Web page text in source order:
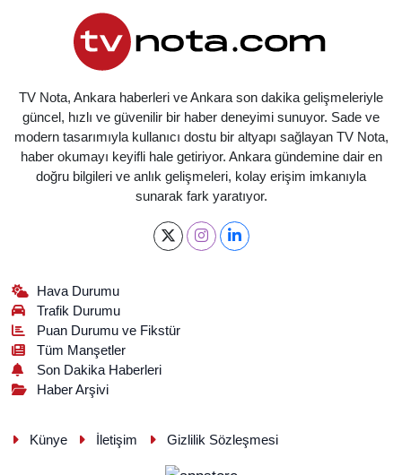
TV Nota, Ankara haberleri ve Ankara son dakika gelişmeleriyle
güncel, hızlı ve güvenilir bir haber deneyimi sunuyor. Sade ve
modern tasarımıyla kullanıcı dostu bir altyapı sağlayan TV Nota,
haber okumayı keyifli hale getiriyor. Ankara gündemine dair en
doğru bilgileri ve anlık gelişmeleri, kolay erişim imkanıyla
sunarak fark yaratıyor.
Hava Durumu
Trafik Durumu
Puan Durumu ve Fikstür
Tüm Manşetler
Son Dakika Haberleri
Haber Arşivi
Künye İletişim Gizlilik Sözleşmesi